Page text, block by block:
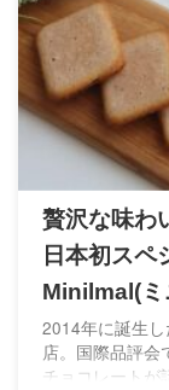
贅沢な味わ
日本初スペ
Minilmal(ミ
2014年に誕生
店。国際品評
チョコレートが